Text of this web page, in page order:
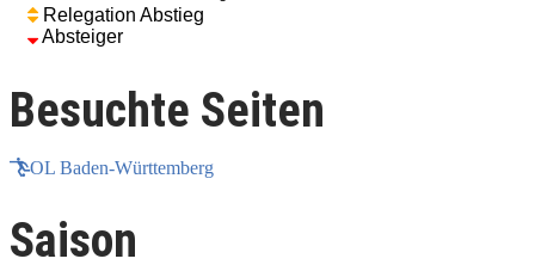
Relegation Abstieg
Absteiger
Besuchte Seiten
OL Baden-Württemberg
Saison